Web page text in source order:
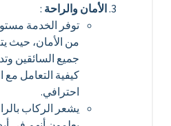
الأمان والراحة:
توفر الخدمة
من الأمان، حيث
جميع السائقين
كيفية التعامل مع
احترافي.
يشعر الركاب